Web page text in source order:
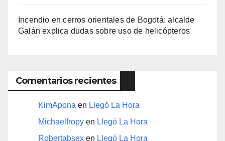
Incendio en cerros orientales de Bogotá: alcalde
Galán explica dudas sobre uso de helicópteros
Comentarios recientes
KimApona en Llegó La Hora
Michaelfropy en Llegó La Hora
Robertabsex en Llegó La Hora